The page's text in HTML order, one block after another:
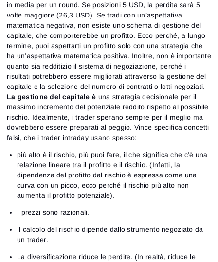
in media per un round. Se posizioni 5 USD, la perdita sarà 5
volte maggiore (26,3 USD). Se tradi con un’aspettativa
matematica negativa, non esiste uno schema di gestione del
capitale, che comporterebbe un profitto. Ecco perché, a lungo
termine, puoi aspettarti un profitto solo con una strategia che
ha un’aspettativa matematica positiva. Inoltre, non è importante
quanto sia redditizio il sistema di negoziazione, perché i
risultati potrebbero essere migliorati attraverso la gestione del
capitale e la selezione del numero di contratti o lotti negoziati.
La gestione del capitale è una strategia decisionale per il
massimo incremento del potenziale reddito rispetto al possibile
rischio. Idealmente, i trader sperano sempre per il meglio ma
dovrebbero essere preparati al peggio. Vince specifica concetti
falsi, che i trader intraday usano spesso:
più alto è il rischio, più puoi fare, il che significa che c’è una
relazione lineare tra il profitto e il rischio. (Infatti, la
dipendenza del profitto dal rischio è espressa come una
curva con un picco, ecco perché il rischio più alto non
aumenta il profitto potenziale).
I prezzi sono razionali.
Il calcolo del rischio dipende dallo strumento negoziato da
un trader.
La diversificazione riduce le perdite. (In realtà, riduce le